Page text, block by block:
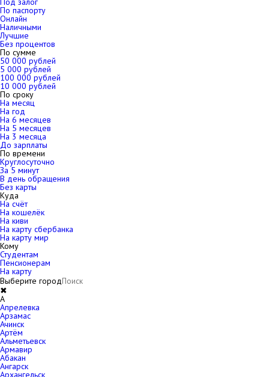
По паспорту
Онлайн
Наличными
Лучшие
Без процентов
По сумме
50 000 рублей
5 000 рублей
100 000 рублей
10 000 рублей
По сроку
На месяц
На год
На 6 месяцев
На 5 месяцев
На 3 месяца
До зарплаты
По времени
Круглосуточно
За 5 минут
В день обращения
Без карты
Куда
На счёт
На кошелёк
На киви
На карту сбербанка
На карту мир
Кому
Студентам
Пенсионерам
На карту
Выберите город
✖
A
Апрелевка
Арзамас
Ачинск
Артём
Альметьевск
Армавир
Абакан
Ангарск
Архангельск